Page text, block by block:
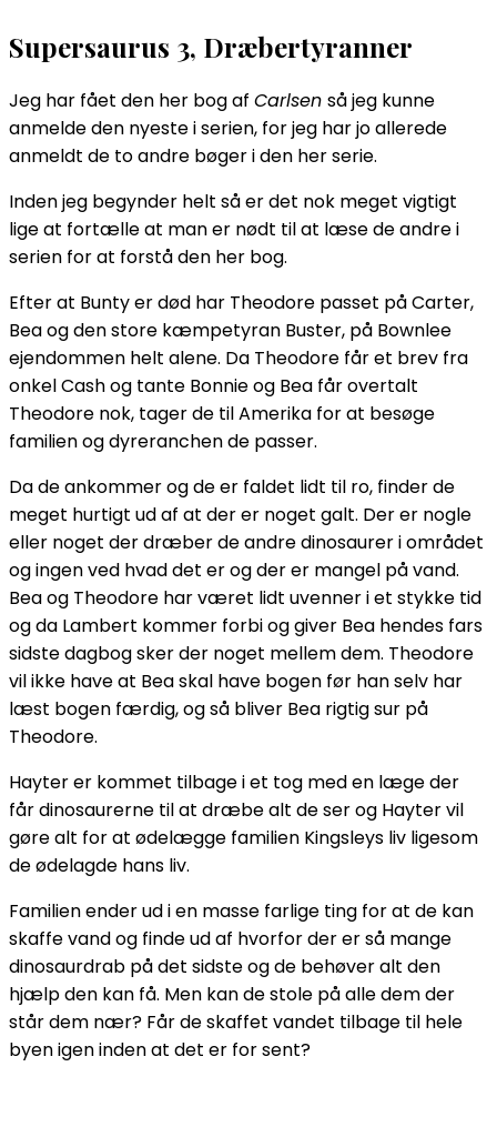
Supersaurus 3, Dræbertyranner
Jeg har fået den her bog af Carlsen så jeg kunne
anmelde den nyeste i serien, for jeg har jo allerede
anmeldt de to andre bøger i den her serie.
Inden jeg begynder helt så er det nok meget vigtigt
lige at fortælle at man er nødt til at læse de andre i
serien for at forstå den her bog.
Efter at Bunty er død har Theodore passet på Carter,
Bea og den store kæmpetyran Buster, på Bownlee
ejendommen helt alene. Da Theodore får et brev fra
onkel Cash og tante Bonnie og Bea får overtalt
Theodore nok, tager de til Amerika for at besøge
familien og dyreranchen de passer.
Da de ankommer og de er faldet lidt til ro, finder de
meget hurtigt ud af at der er noget galt. Der er nogle
eller noget der dræber de andre dinosaurer i området
og ingen ved hvad det er og der er mangel på vand.
Bea og Theodore har været lidt uvenner i et stykke tid
og da Lambert kommer forbi og giver Bea hendes fars
sidste dagbog sker der noget mellem dem. Theodore
vil ikke have at Bea skal have bogen før han selv har
læst bogen færdig, og så bliver Bea rigtig sur på
Theodore.
Hayter er kommet tilbage i et tog med en læge der
får dinosaurerne til at dræbe alt de ser og Hayter vil
gøre alt for at ødelægge familien Kingsleys liv ligesom
de ødelagde hans liv.
Familien ender ud i en masse farlige ting for at de kan
skaffe vand og finde ud af hvorfor der er så mange
dinosaurdrab på det sidste og de behøver alt den
hjælp den kan få. Men kan de stole på alle dem der
står dem nær? Får de skaffet vandet tilbage til hele
byen igen inden at det er for sent?